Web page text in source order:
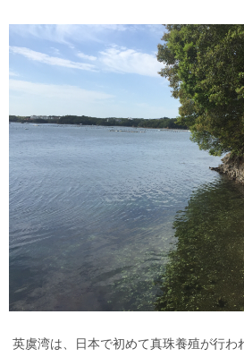
英虞湾は、日本で初めて真珠養殖が行わ